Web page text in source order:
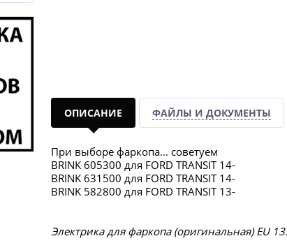
ОПИСАНИЕ ФАЙЛЫ И ДОКУМЕНТЫ
При выборе фаркопа... советуем
BRINK 605300 для FORD TRANSIT 14-
BRINK 631500 для FORD TRANSIT 14-
BRINK 582800 для FORD TRANSIT 13-
Электрика для фаркопа (оригинальная) EU